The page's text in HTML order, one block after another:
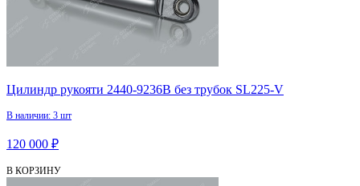
Цилиндр рукояти 2440-9236B без трубок SL225-V
В наличии: 3 шт
120 000 ₽
В КОРЗИНУ